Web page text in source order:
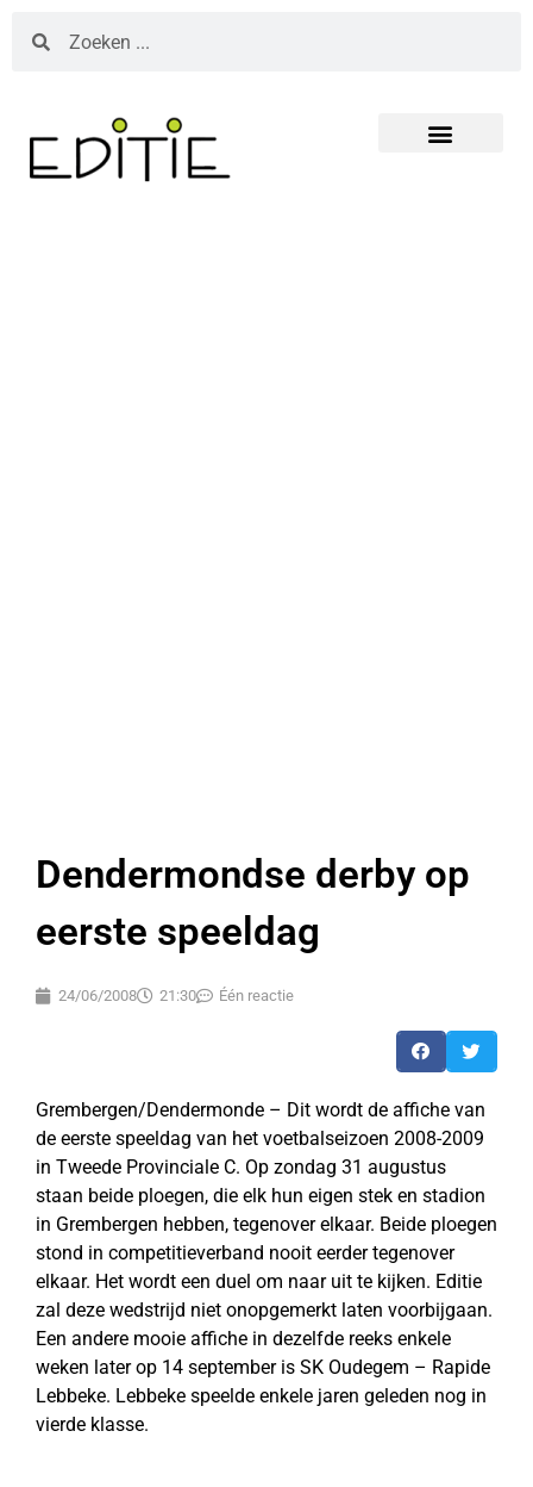
Dendermondse derby op
eerste speeldag
24/06/2008 21:30 Één reactie
Grembergen/Dendermonde – Dit wordt de affiche van
de eerste speeldag van het voetbalseizoen 2008-2009
in Tweede Provinciale C. Op zondag 31 augustus
staan beide ploegen, die elk hun eigen stek en stadion
in Grembergen hebben, tegenover elkaar. Beide ploegen
stond in competitieverband nooit eerder tegenover
elkaar. Het wordt een duel om naar uit te kijken. Editie
zal deze wedstrijd niet onopgemerkt laten voorbijgaan.
Een andere mooie affiche in dezelfde reeks enkele
weken later op 14 september is SK Oudegem – Rapide
Lebbeke. Lebbeke speelde enkele jaren geleden nog in
vierde klasse.